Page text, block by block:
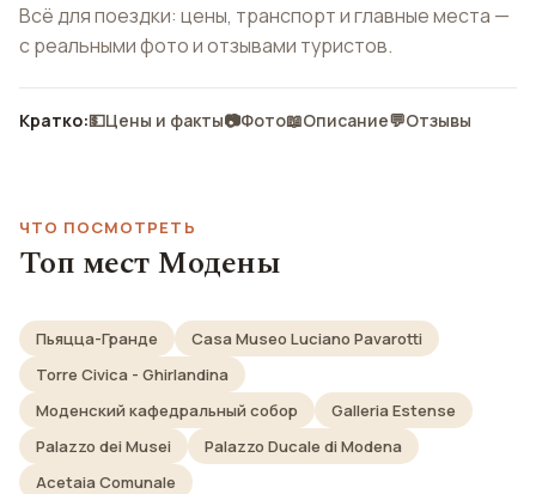
Всё для поездки: цены, транспорт и главные места —
с реальными фото и отзывами туристов.
Кратко:💵Цены и факты📷Фото📖Описание💬Отзывы
ЧТО ПОСМОТРЕТЬ
Топ мест Модены
Пьяцца-Гранде
Casa Museo Luciano Pavarotti
Torre Civica - Ghirlandina
Моденский кафедральный собор
Galleria Estense
Palazzo dei Musei
Palazzo Ducale di Modena
Acetaia Comunale